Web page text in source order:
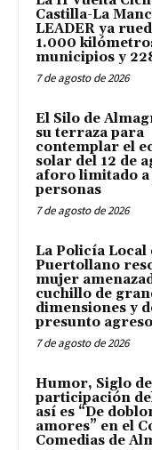
Castilla-La
LEADER ya
1.000
municipios y
7 de agosto de 2026
El Silo de
su terraza para
contemplar el
solar del 12 de
aforo limitado a
personas
7 de agosto de 2026
La Policía Local
Puertollano
mujer
cuchillo de
dimensiones y
presunto
7 de agosto de 2026
Humor, Siglo
participación
así es “De
amores” en el
Comedias de